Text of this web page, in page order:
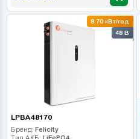
8.70 кВт/год
48 В
LPBA48170
Бренд: Felicity
Тип АКБ: LiFePO4